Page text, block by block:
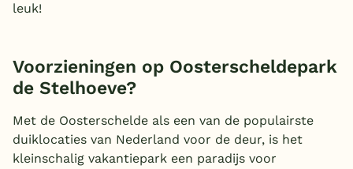
leuk!
Voorzieningen op Oosterscheldepark
de Stelhoeve?
Met de Oosterschelde als een van de populairste
duiklocaties van Nederland voor de deur, is het
kleinschalig vakantiepark een paradijs voor